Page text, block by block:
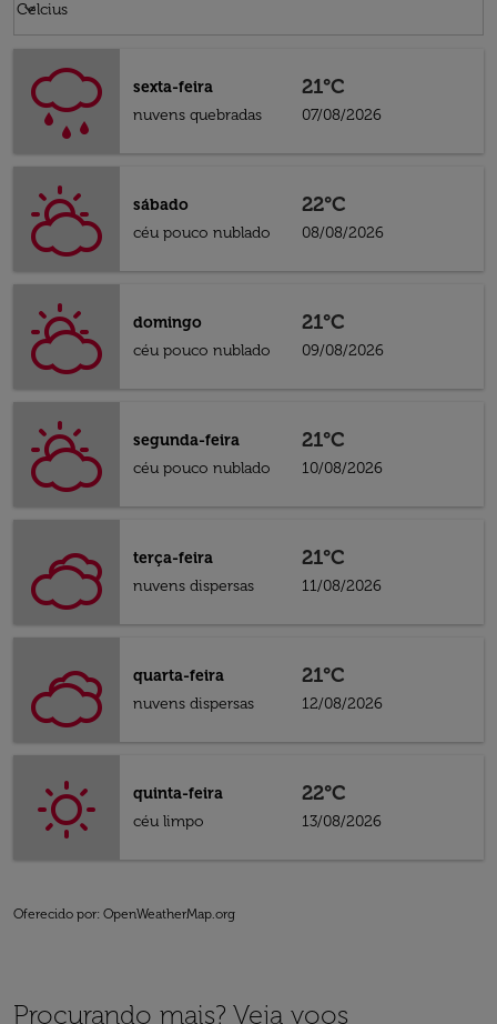
Celcius
keyboard_arrow_down
sexta-feira
nuvens quebradas
21°C
07/08/2026
sábado
céu pouco nublado
22°C
08/08/2026
domingo
céu pouco nublado
21°C
09/08/2026
segunda-feira
céu pouco nublado
21°C
10/08/2026
terça-feira
nuvens dispersas
21°C
11/08/2026
quarta-feira
nuvens dispersas
21°C
12/08/2026
quinta-feira
céu limpo
22°C
13/08/2026
Oferecido por: OpenWeatherMap.org
Procurando mais? Veja voos